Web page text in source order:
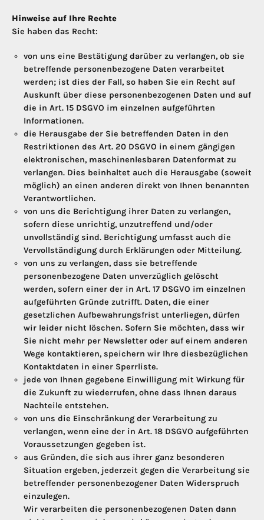
Hinweise auf Ihre Rechte
Sie haben das Recht:
von uns eine Bestätigung darüber zu verlangen, ob sie
betreffende personenbezogene Daten verarbeitet
werden; ist dies der Fall, so haben Sie ein Recht auf
Auskunft über diese personenbezogenen Daten und auf
die in Art. 15 DSGVO im einzelnen aufgeführten
Informationen.
die Herausgabe der Sie betreffenden Daten in den
Restriktionen des Art. 20 DSGVO in einem gängigen
elektronischen, maschinenlesbaren Datenformat zu
verlangen. Dies beinhaltet auch die Herausgabe (soweit
möglich) an einen anderen direkt von Ihnen benannten
Verantwortlichen.
von uns die Berichtigung ihrer Daten zu verlangen,
sofern diese unrichtig, unzutreffend und/oder
unvollständig sind. Berichtigung umfasst auch die
Vervollständigung durch Erklärungen oder Mitteilung.
von uns zu verlangen, dass sie betreffende
personenbezogene Daten unverzüglich gelöscht
werden, sofern einer der in Art. 17 DSGVO im einzelnen
aufgeführten Gründe zutrifft. Daten, die einer
gesetzlichen Aufbewahrungsfrist unterliegen, dürfen
wir leider nicht löschen. Sofern Sie möchten, dass wir
Sie nicht mehr per Newsletter oder auf einem anderen
Wege kontaktieren, speichern wir Ihre diesbezüglichen
Kontaktdaten in einer Sperrliste.
jede von Ihnen gegebene Einwilligung mit Wirkung für
die Zukunft zu wiederrufen, ohne dass Ihnen daraus
Nachteile entstehen.
von uns die Einschränkung der Verarbeitung zu
verlangen, wenn eine der in Art. 18 DSGVO aufgeführten
Voraussetzungen gegeben ist.
aus Gründen, die sich aus ihrer ganz besonderen
Situation ergeben, jederzeit gegen die Verarbeitung sie
betreffender personenbezogener Daten Widerspruch
einzulegen.
Wir verarbeiten die personenbezogenen Daten dann